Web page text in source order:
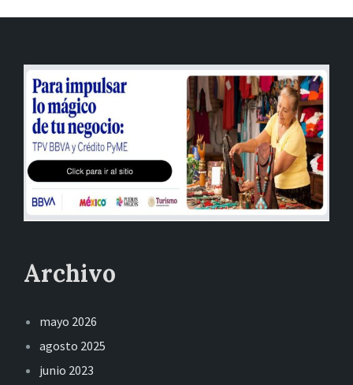
Archivo
mayo 2026
agosto 2025
junio 2023